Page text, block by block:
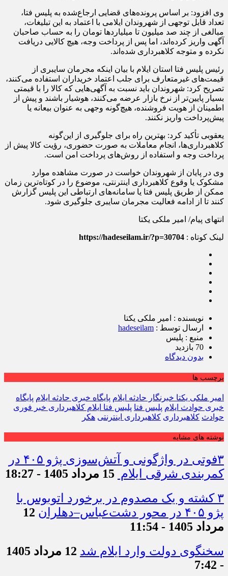
وی افزود: بر اساس پرونده‌های قضایی ارجاع‌شده به پلیس فتا،
تعداد قابل توجهی از شهروندان ایلامی با اعتماد به این تبلیغات،
مبالغی از چند صد میلیون تا میلیاردها تومان را به حساب صاحبان
آگهی واریز کرده‌اند، اما پس از پرداخت وجه، هیچ کالایی دریافت
نکرده و متوجه کلاهبرداری شده‌اند.
رئیس پلیس فتا استان ایلام با بیان اینکه مجرمان سایبری از
قیمت‌های غیرمتعارف برای جلب اعتماد خریداران استفاده می‌کنند،
تصریح کرد: شهروندان باید نسبت به آگهی‌هایی که کالا را با قیمتی
بسیار پایین‌تر از نرخ بازار عرضه می‌کنند، هوشیار باشند و پیش از
اطمینان از هویت فروشنده، هیچ‌گونه وجهی به عنوان بیعانه یا
پیش‌پرداخت واریز نکنند.
یعقوبی تأکید کرد: بهترین راه برای جلوگیری از این‌گونه
کلاهبرداری‌ها، انجام معاملات به صورت حضوری، رؤیت کالا پیش از
پرداخت وجه و استفاده از روش‌های پرداخت امن است.
وی در پایان از شهروندان خواست در صورت مشاهده موارد
مشکوک یا وقوع کلاهبرداری اینترنتی، موضوع را در کوتاه‌ترین زمان
ممکن از طریق پلیس فتا یا سامانه‌های ارتباطی این پلیس گزارش
کنند تا از ادامه فعالیت مجرمان سایبری جلوگیری شود.
انتهای پیام/ امیر ملکی یکتا
لینک کوتاه : https://hadeseilam.ir/?p=30704
نویسنده : امیر ملکی یکتا
ارسال توسط : hadeseilam
منبع : پلیس
70 بازدید
بدون دیدگاه
برچسب ها
امیر ملکی یکتا خبرنگار حادثه ایلام پایگاه خبری حادثه ایلام پایگاه
خبری حوادث ایلام پلیس فتا پلیس فتا ایلام کلاهبرداری خبر فوری
حوادث کلاهبرداری کلاهبرداری اینترنتی هکر
نوشته های مشابه
۳فوتی در واژگونی و آتش‌سوزی پژو ۴۰۵ در
کمربندی شرقی ایلام 15 مرداد 1405 - 18:27
۳ کشته و یک مصدوم در برخورد اتوبوس با
پژو ۴۰۵ در محور دشت‌عباس–دهلران
12
مرداد 1405 - 11:54
سخنگوی دولت وارد ایلام شد
12 مرداد 1405
- 7:42